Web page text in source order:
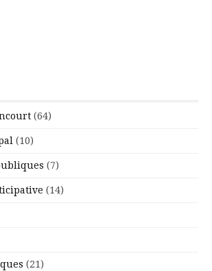
(64)
(10)
(7)
(14)
(21)